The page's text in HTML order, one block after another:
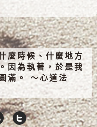
麼時候、什麼地方
因為執著，於是我
滿。 ～心道法